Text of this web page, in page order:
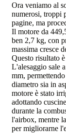
Ora veniamo al
numerosi, troppi
pagine, ma
Il motore da
ben 2,7 kg, con
massima cresce
Questo risultato
L'alesaggio sale
mm,
diametro sia in
motore è stato
adottando
durante la
l'airbox, mentre
per migliorarne